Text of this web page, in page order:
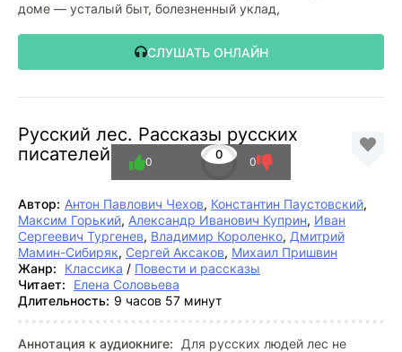
доме — усталый быт, болезненный уклад,
СЛУШАТЬ ОНЛАЙН
Русский лес. Рассказы русских
писателей
0
0 0
Автор: Антон Павлович Чехов, Константин Паустовский,
Максим Горький, Александр Иванович Куприн, Иван
Сергеевич Тургенев, Владимир Короленко, Дмитрий
Мамин-Сибиряк, Сергей Аксаков, Михаил Пришвин
Жанр:
Классика / Повести и рассказы
Читает:
Елена Соловьева
Длительность: 9 часов 57 минут
Аннотация к аудиокниге:
Для русских людей лес не